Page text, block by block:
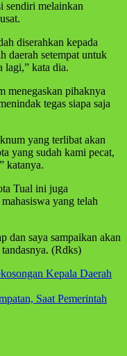
sendiri melainkan
diserahkan kepada
daerah setempat untuk
lagi,” kata dia.
menegaskan pihaknya
tegas siapa saja
yang terlibat akan
yang sudah kami pecat,
katanya.
Tual ini juga
yang telah
dan saya sampaikan akan
(Rdks)
Kepala Daerah
Saat Pemerintah